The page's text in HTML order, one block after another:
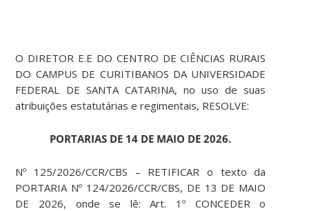
O DIRETOR E.E DO CENTRO DE CIÊNCIAS RURAIS
DO CAMPUS DE CURITIBANOS DA UNIVERSIDADE
FEDERAL DE SANTA CATARINA, no uso de suas
atribuições estatutárias e regimentais, RESOLVE:
PORTARIAS DE 14 DE MAIO DE 2026.
Nº 125/2026/CCR/CBS – RETIFICAR o texto da
PORTARIA Nº 124/2026/CCR/CBS, DE 13 DE MAIO
DE 2026, onde se lê: Art. 1º CONCEDER o